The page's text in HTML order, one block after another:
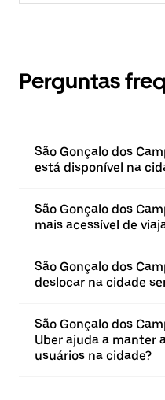
Perguntas
São Gonçalo dos
está disponível na
São Gonçalo dos
mais acessível de
São Gonçalo dos
deslocar na cidade
São Gonçalo dos
Uber ajuda a manter
usuários na cidade?